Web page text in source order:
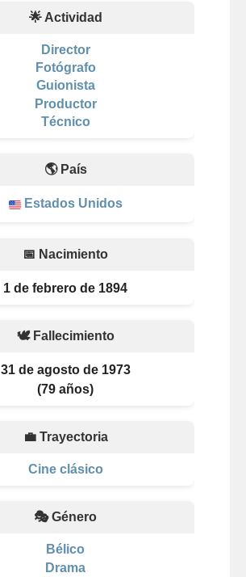
🌟 Actividad
Director
Fotógrafo
Guionista
Productor
Técnico
🌎 País
Estados Unidos
📅 Nacimiento
1 de febrero de 1894
🕊️ Fallecimiento
31 de agosto de 1973
(79 años)
💼 Trayectoria
Cine clásico
🎭 Género
Bélico
Drama